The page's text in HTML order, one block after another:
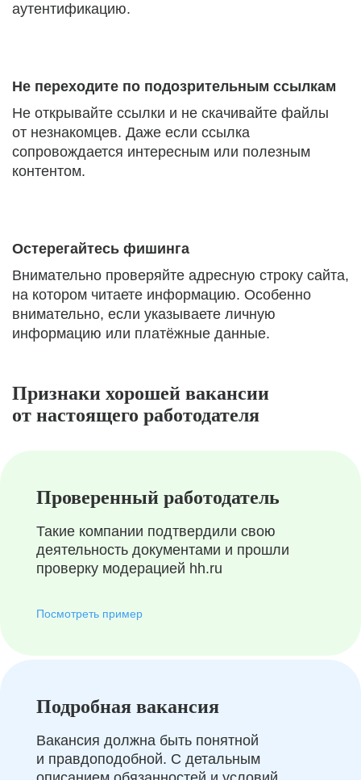
аутентификацию.
Не переходите по подозрительным ссылкам
Не открывайте ссылки и не скачивайте файлы
от незнакомцев. Даже если ссылка
сопровождается интересным или полезным
контентом.
Остерегайтесь фишинга
Внимательно проверяйте адресную строку сайта,
на котором читаете информацию. Особенно
внимательно, если указываете личную
информацию или платёжные данные.
Признаки хорошей вакансии
от настоящего работодателя
Проверенный работодатель
Такие компании подтвердили свою
деятельность документами и прошли
проверку модерацией hh.ru
Посмотреть пример
Подробная вакансия
Вакансия должна быть понятной
и правдоподобной. С детальным